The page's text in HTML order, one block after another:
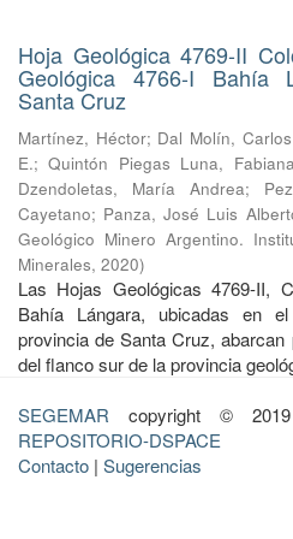
Hoja Geológica 4769-II
Geológica 4766-I Bahía
Santa Cruz
Martínez, Héctor; Dal Molín,
E.;Quintón Piegas Luna,
Dzendoletas, María Andrea;
Cayetano; Panza, José Luis
Geológico Minero Argentino.
Minerales, 2020)
Las Hojas Geológicas 4769-II,
Bahía Lángara, ubicadas en
provincia de Santa Cruz,
del flanco sur de la provincia
SEGEMAR copyright © 2019
REPOSITORIO-DSPACE
Contacto | Sugerencias